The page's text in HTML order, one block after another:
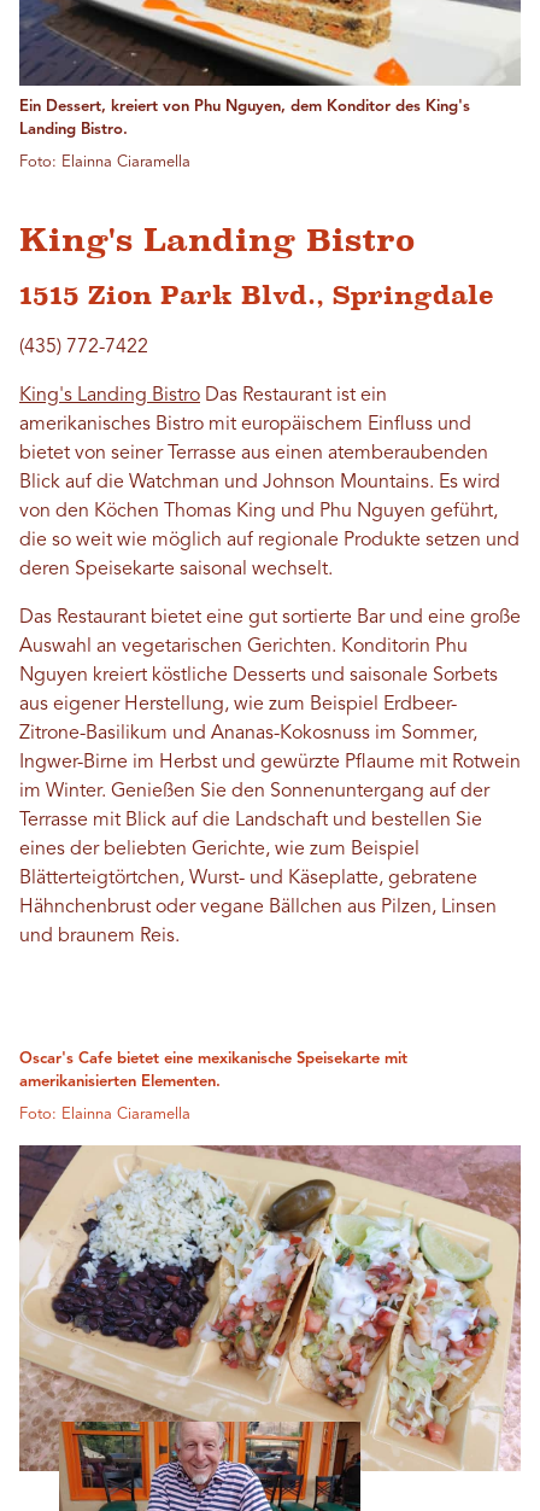
Ein Dessert, kreiert von Phu Nguyen, dem Konditor des King's
Landing Bistro.
Foto: Elainna Ciaramella
King's Landing Bistro
1515 Zion Park Blvd., Springdale
(435) 772-7422
King's Landing Bistro Das Restaurant ist ein
amerikanisches Bistro mit europäischem Einfluss und
bietet von seiner Terrasse aus einen atemberaubenden
Blick auf die Watchman und Johnson Mountains. Es wird
von den Köchen Thomas King und Phu Nguyen geführt,
die so weit wie möglich auf regionale Produkte setzen und
deren Speisekarte saisonal wechselt.
Das Restaurant bietet eine gut sortierte Bar und eine große
Auswahl an vegetarischen Gerichten. Konditorin Phu
Nguyen kreiert köstliche Desserts und saisonale Sorbets
aus eigener Herstellung, wie zum Beispiel Erdbeer-
Zitrone-Basilikum und Ananas-Kokosnuss im Sommer,
Ingwer-Birne im Herbst und gewürzte Pflaume mit Rotwein
im Winter. Genießen Sie den Sonnenuntergang auf der
Terrasse mit Blick auf die Landschaft und bestellen Sie
eines der beliebten Gerichte, wie zum Beispiel
Blätterteigtörtchen, Wurst- und Käseplatte, gebratene
Hähnchenbrust oder vegane Bällchen aus Pilzen, Linsen
und braunem Reis.
Oscar's Cafe bietet eine mexikanische Speisekarte mit
amerikanisierten Elementen.
Foto: Elainna Ciaramella